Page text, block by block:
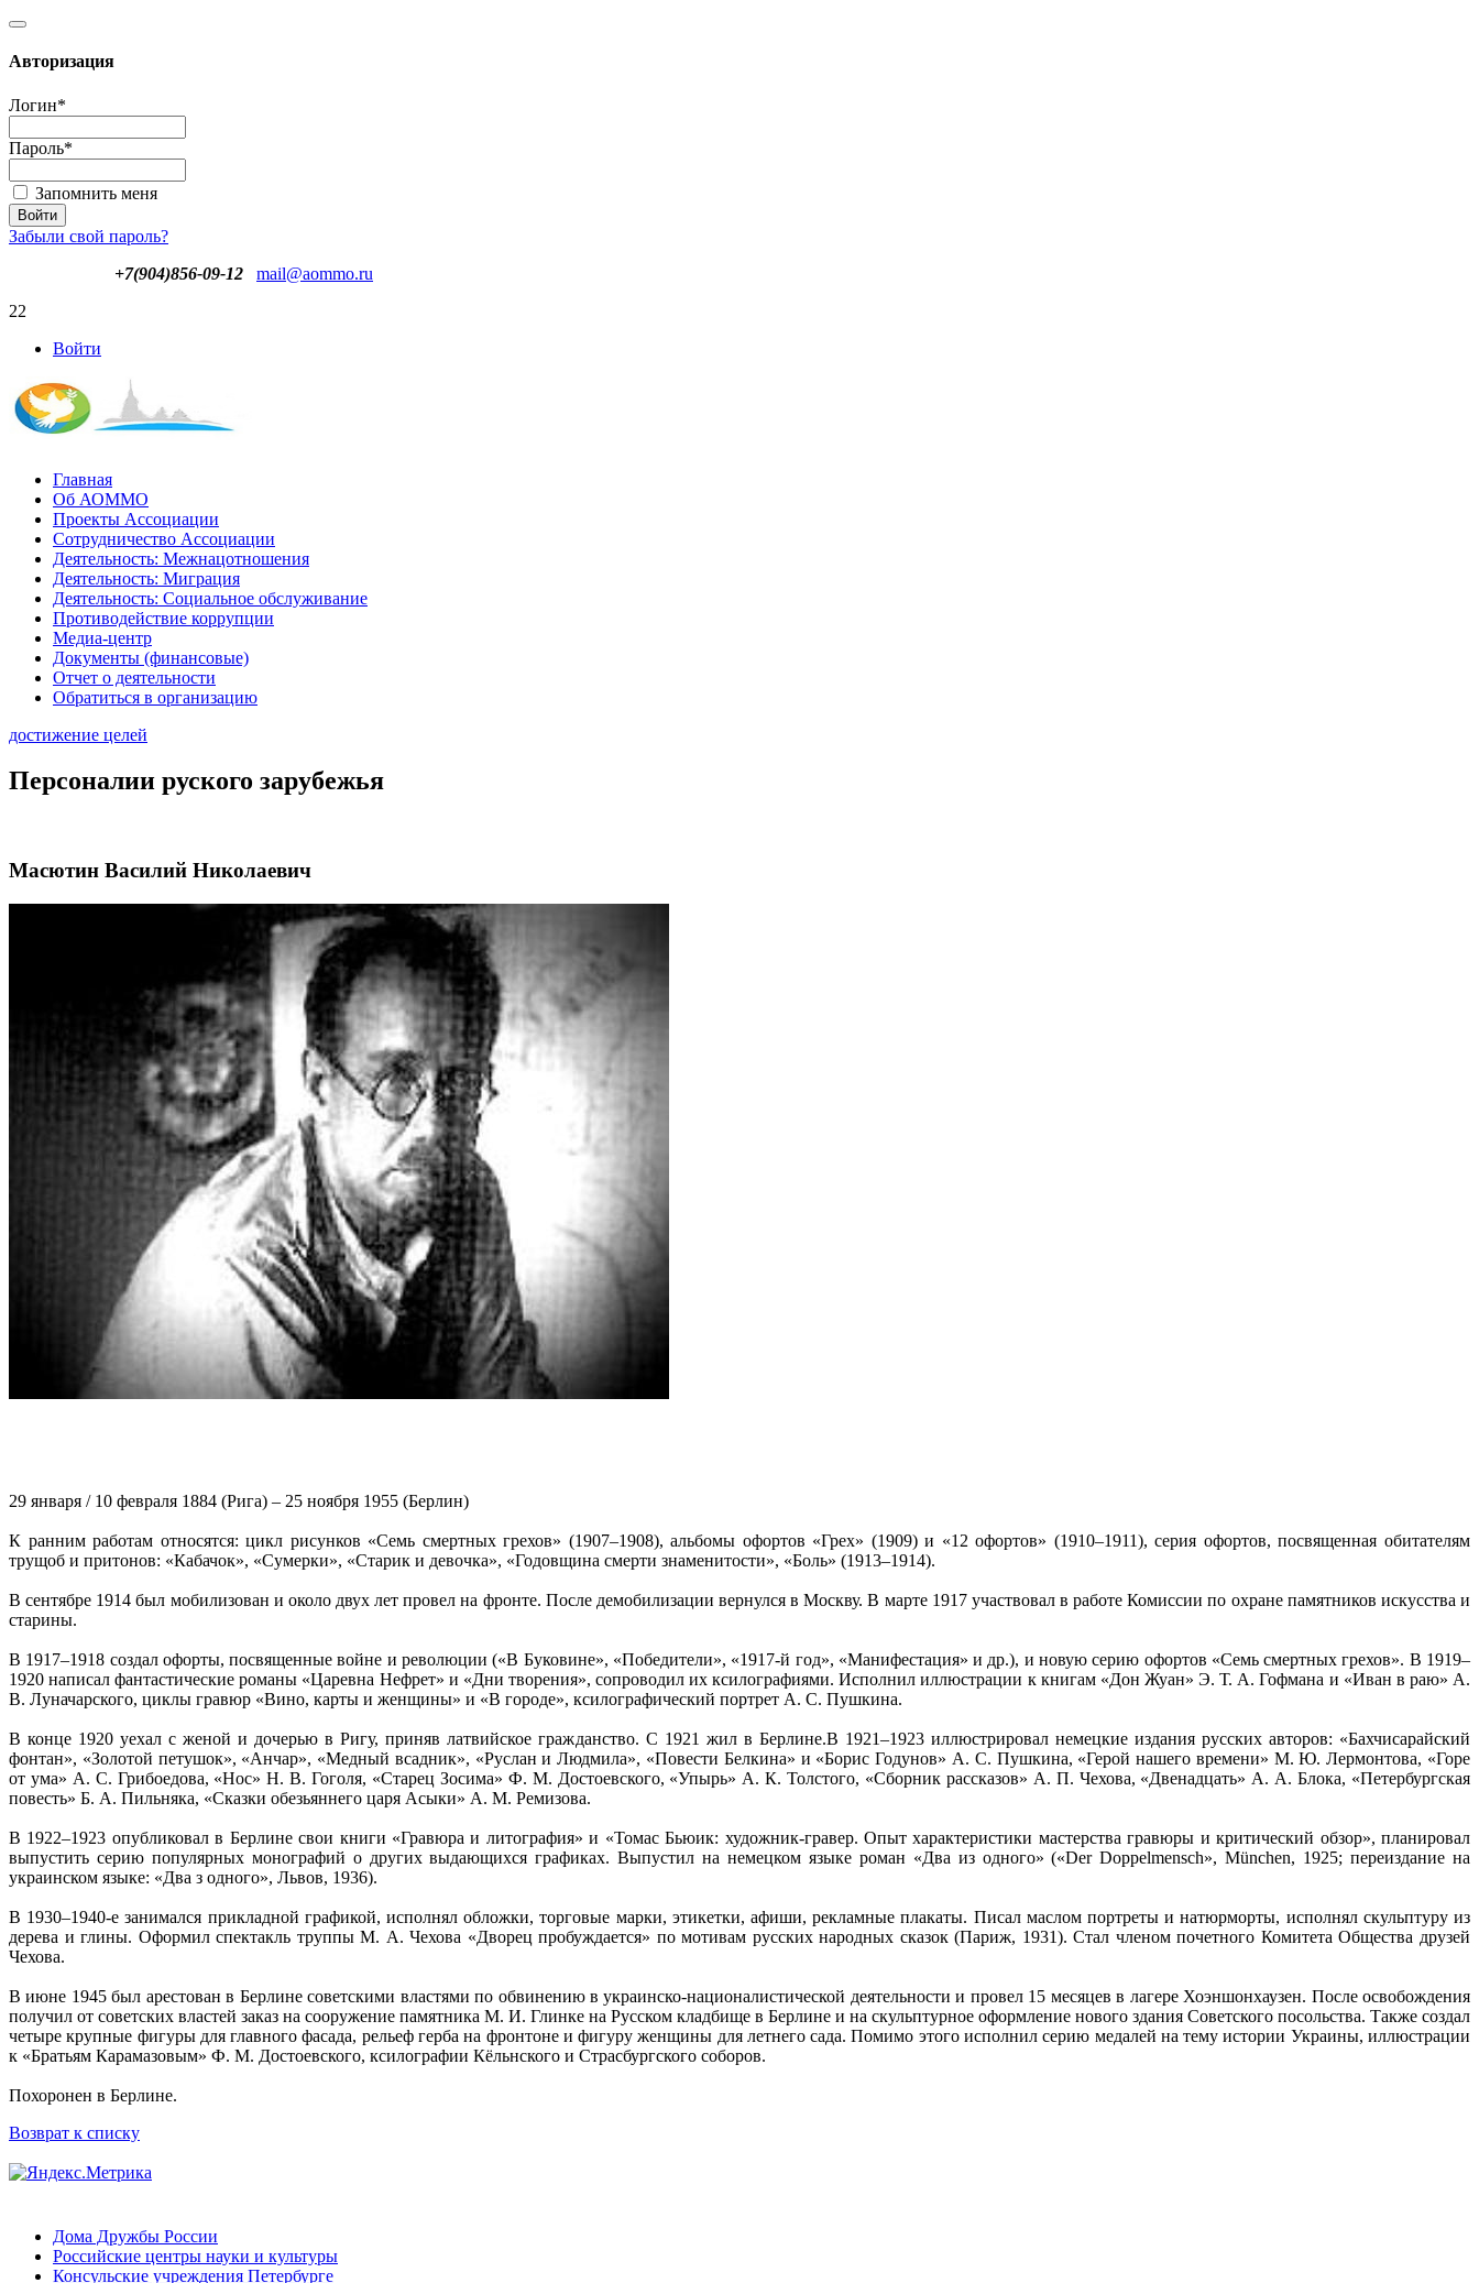
Авторизация
Логин*
Пароль*
Запомнить меня
Забыли свой пароль?
+7(904)856-09-12
mail@aommo.ru
22
Войти
Главная
Об АОММО
Проекты Ассоциации
Сотрудничество Ассоциации
Деятельность: Межнацотношения
Деятельность: Миграция
Деятельность: Социальное обслуживание
Противодействие коррупции
Медиа-центр
Документы (финансовые)
Отчет о деятельности
Обратиться в организацию
достижение целей
Персоналии руского зарубежья
Масютин Василий Николаевич
29 января / 10 февраля 1884 (Рига) – 25 ноября 1955 (Берлин)
К ранним работам относятся: цикл рисунков «Семь смертных грехов» (1907–1908), альбомы офортов «Грех» (1909) и «12 офортов» (1910–1911), серия офортов, посвященная обитателям
трущоб и притонов: «Кабачок», «Сумерки», «Старик и девочка», «Годовщина смерти знаменитости», «Боль» (1913–1914).
В сентябре 1914 был мобилизован и около двух лет провел на фронте. После демобилизации вернулся в Москву. В марте 1917 участвовал в работе Комиссии по охране памятников искусства и
старины.
В 1917–1918 создал офорты, посвященные войне и революции («В Буковине», «Победители», «1917-й год», «Манифестация» и др.), и новую серию офортов «Семь смертных грехов». В 1919–
1920 написал фантастические романы «Царевна Нефрет» и «Дни творения», сопроводил их ксилографиями. Исполнил иллюстрации к книгам «Дон Жуан» Э. Т. А. Гофмана и «Иван в раю» А.
В. Луначарского, циклы гравюр «Вино, карты и женщины» и «В городе», ксилографический портрет А. С. Пушкина.
В конце 1920 уехал с женой и дочерью в Ригу, приняв латвийское гражданство. С 1921 жил в Берлине.В 1921–1923 иллюстрировал немецкие издания русских авторов: «Бахчисарайский
фонтан», «Золотой петушок», «Анчар», «Медный всадник», «Руслан и Людмила», «Повести Белкина» и «Борис Годунов» А. С. Пушкина, «Герой нашего времени» М. Ю. Лермонтова, «Горе
от ума» А. С. Грибоедова, «Нос» Н. В. Гоголя, «Старец Зосима» Ф. М. Достоевского, «Упырь» А. К. Толстого, «Сборник рассказов» А. П. Чехова, «Двенадцать» А. А. Блока, «Петербургская
повесть» Б. А. Пильняка, «Сказки обезьяннего царя Асыки» А. М. Ремизова.
В 1922–1923 опубликовал в Берлине свои книги «Гравюра и литография» и «Томас Бьюик: художник-гравер. Опыт характеристики мастерства гравюры и критический обзор», планировал
выпустить серию популярных монографий о других выдающихся графиках. Выпустил на немецком языке роман «Два из одного» («Der Doppelmensch», München, 1925; переиздание на
украинском языке: «Два з одного», Львов, 1936).
В 1930–1940-е занимался прикладной графикой, исполнял обложки, торговые марки, этикетки, афиши, рекламные плакаты. Писал маслом портреты и натюрморты, исполнял скульптуру из
дерева и глины. Оформил спектакль труппы М. А. Чехова «Дворец пробуждается» по мотивам русских народных сказок (Париж, 1931). Стал членом почетного Комитета Общества друзей
Чехова.
В июне 1945 был арестован в Берлине советскими властями по обвинению в украинско-националистической деятельности и провел 15 месяцев в лагере Хоэншонхаузен. После освобождения
получил от советских властей заказ на сооружение памятника М. И. Глинке на Русском кладбище в Берлине и на скульптурное оформление нового здания Советского посольства. Также создал
четыре крупные фигуры для главного фасада, рельеф герба на фронтоне и фигуру женщины для летнего сада. Помимо этого исполнил серию медалей на тему истории Украины, иллюстрации
к «Братьям Карамазовым» Ф. М. Достоевского, ксилографии Кёльнского и Страсбургского соборов.
Похоронен в Берлине.
Возврат к списку
Дома Дружбы России
Российские центры науки и культуры
Консульские учреждения Петербурге